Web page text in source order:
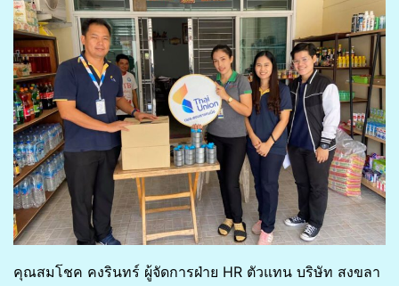
คุณสมโชค คงรินทร์ ผู้จัดการฝ่าย HR ตัวแทน บริษัท สงขลา